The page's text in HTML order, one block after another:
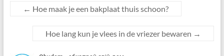
← Hoe maak je een bakplaat thuis schoon?
Hoe lang kun je vlees in de vriezer bewaren →